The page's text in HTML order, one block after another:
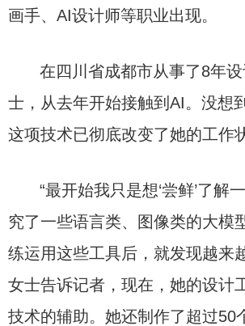
画手、AI设计师等职业出现。
在四川省成都市从事了8年
士，从去年开始接触到AI。没想
这项技术已彻底改变了她的工作
“最开始我只是想‘尝鲜’了解
究了一些语言类、图像类的大模
练运用这些工具后，就发现越来
女士告诉记者，现在，她的设计
技术的辅助。她还制作了超过50